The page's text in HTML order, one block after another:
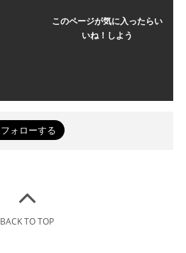
このページが気に入ったらい
いね！しよう
BACK TO TOP